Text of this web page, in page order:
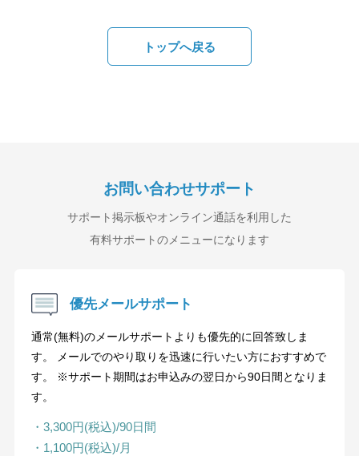
トップへ戻る
お問い合わせサポート
サポート掲示板やオンライン通話を利用した
有料サポートのメニューになります
優先メールサポート
通常(無料)のメールサポートよりも優先的に回答致しま
す。 メールでのやり取りを迅速に行いたい方におすすめで
す。 ※サポート期間はお申込みの翌日から90日間となりま
す。
・3,300円(税込)/90日間
・1,100円(税込)/月